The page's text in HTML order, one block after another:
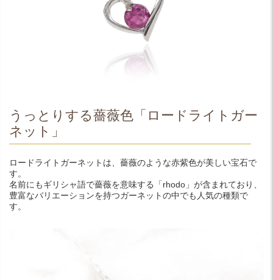
うっとりする薔薇色「ロードライトガー
ネット」
ロードライトガーネットは、薔薇のような赤紫色が美しい宝石で
す。
名前にもギリシャ語で薔薇を意味する「rhodo」が含まれており、
豊富なバリエーションを持つガーネットの中でも人気の種類で
す。